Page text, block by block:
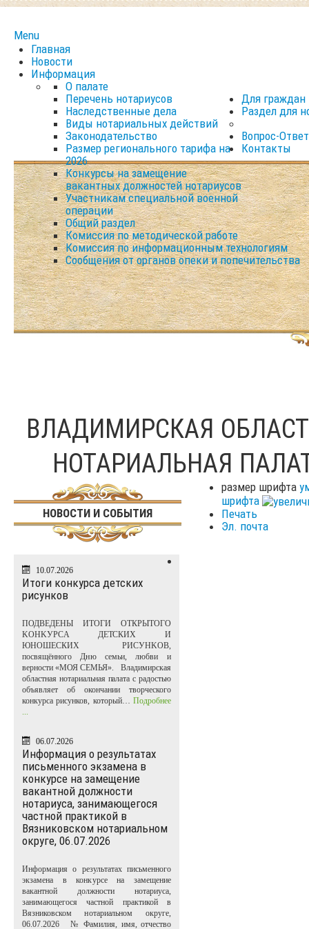
Menu
Главная
Новости
Информация
О палате
Перечень нотариусов
Наследственные дела
Виды нотариальных действий
Законодательство
Размер регионального тарифа на
2026
Конкурсы на замещение
вакантных должностей нотариусов
Участникам специальной военной
операции
Для граждан
Раздел для
Общий раздел
Комиссия по методической работе
Комиссия по информационным технологиям
Сообщения от органов опеки и попечительства
Вопрос-Ответ
Контакты
ВЛАДИМИРСКАЯ
НОТАРИАЛЬНАЯ
НОВОСТИ И СОБЫТИЯ
10.07.2026
Итоги конкурса детских
рисунков
ПОДВЕДЕНЫ ИТОГИ ОТКРЫТОГО
KOHKУPCA ДЕТСКИХ И
ЮНОШЕСКИХ PИCУHKOB,
посвящённого Дню семьи, любви и
верности «МОЯ СЕМЬЯ». Владимирская
областная нотариальная палата с радостью
объявляет об окончании творческого
конкурса рисунков, который… Подробнее
...
06.07.2026
Информация о результатах
письменного экзамена в
конкурсе на замещение
вакантной должности
нотариуса, занимающегося
частной практикой в
Вязниковском нотариальном
округе, 06.07.2026
Информация о результатах письменного
экзамена в конкурсе на замещение
вакантной должности нотариуса,
занимающегося частной практикой в
Вязниковском нотариальном округе,
06.07.2026 № Фамилия, имя, отчество
размер шрифта
шрифта
Печать
Эл. почта